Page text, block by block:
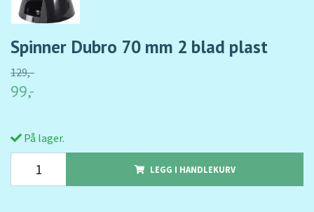
Spinner Dubro 70 mm 2 blad plast
129,-
99,-
På lager.
LEGG I HANDLEKURV